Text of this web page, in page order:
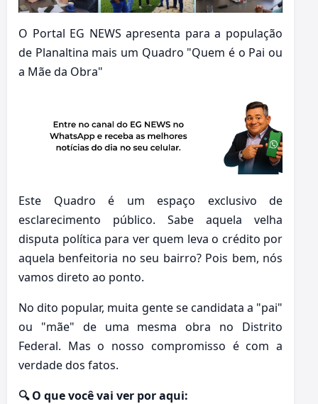
O Portal EG NEWS apresenta para a população
de Planaltina mais um Quadro "Quem é o Pai ou
a Mãe da Obra"
Este Quadro é um espaço exclusivo de
esclarecimento público. Sabe aquela velha
disputa política para ver quem leva o crédito por
aquela benfeitoria no seu bairro? Pois bem, nós
vamos direto ao ponto.
No dito popular, muita gente se candidata a "pai"
ou "mãe" de uma mesma obra no Distrito
Federal. Mas o nosso compromisso é com a
verdade dos fatos.
🔍 O que você vai ver por aqui: